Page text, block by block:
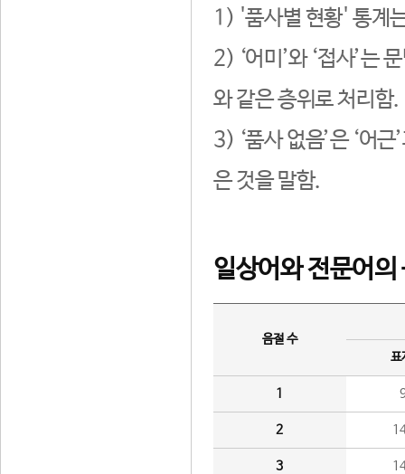
1) '품사별 현황' 통계
2) ‘어미’와 ‘접사’는
와 같은 층위로 처리함.
3) ‘품사 없음’은 ‘어
은 것을 말함.
일상어와 전문어의
음절 수
표
1
2
3